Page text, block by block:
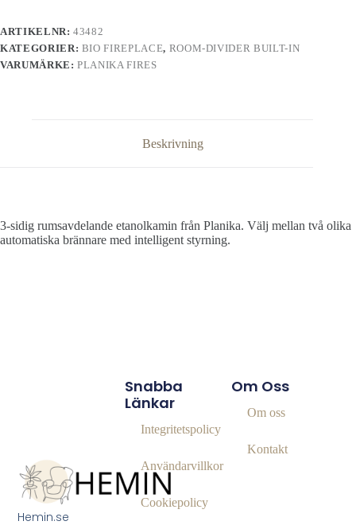
ARTIKELNR:43482
KATEGORIER: BIO FIREPLACE, ROOM-DIVIDER BUILT-IN
VARUMÄRKE:PLANIKA FIRES
Beskrivning
3-sidig rumsavdelande etanolkamin från Planika. Välj mellan två olika
automatiska brännare med intelligent styrning.
Hemin.se
Om Oss
Om oss
Kontakt
Snabba
Länkar
Integritetspolicy
Användarvillkor
Cookiepolicy